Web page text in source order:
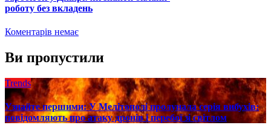
роботу без вкладень
Коментарів немає
Ви пропустили
Trends
Узнайте першими: У Мелітополі пролунала серія вибухів:
повідомляють про атаку дронів і перебої зі світлом